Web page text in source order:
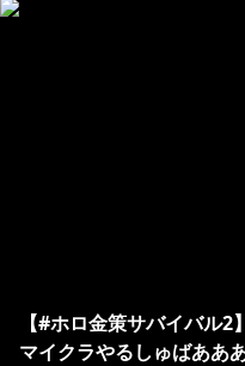
【#ホロ金策サバイバル
マイクラやるしゅばああ